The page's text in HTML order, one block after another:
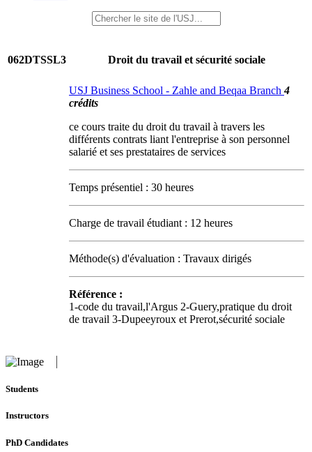
062DTSSL3 Droit du travail et sécurité sociale
USJ Business School - Zahle and Beqaa Branch4
crédits
ce cours traite du droit du travail à travers les
différents contrats liant l'entreprise à son personnel
salarié et ses prestataires de services
Temps présentiel : 30 heures
Charge de travail étudiant : 12 heures
Méthode(s) d'évaluation : Travaux dirigés
Référence :
1-code du travail,l'Argus 2-Guery,pratique du droit
de travail 3-Dupeeyroux et Prerot,sécurité sociale
Students
Instructors
PhD Candidates